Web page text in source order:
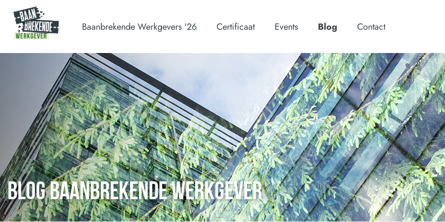
Baanbrekende Werkgevers '26 Certificaat Events Blog Contact
BLOG BAANBREKENDE WERKGEVER